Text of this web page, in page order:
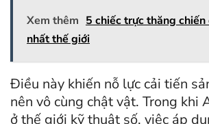
Xem thêm 5 chiếc trực thăng
nhất thế giới
Điều này khiến nỗ lực cải tiến
nên vô cùng chật vật. Trong khi
ở thế giới kỹ thuật số, việc áp